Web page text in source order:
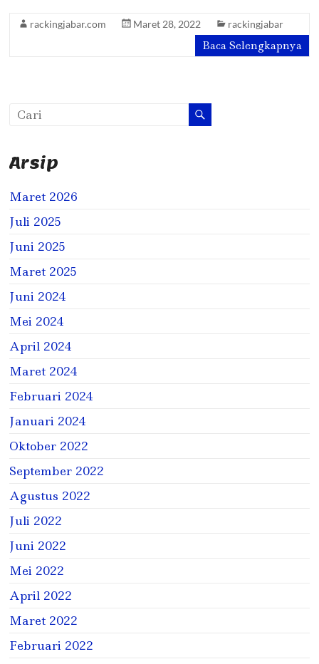
rackingjabar.com Maret 28, 2022 rackingjabar
Baca Selengkapnya
Arsip
Maret 2026
Juli 2025
Juni 2025
Maret 2025
Juni 2024
Mei 2024
April 2024
Maret 2024
Februari 2024
Januari 2024
Oktober 2022
September 2022
Agustus 2022
Juli 2022
Juni 2022
Mei 2022
April 2022
Maret 2022
Februari 2022